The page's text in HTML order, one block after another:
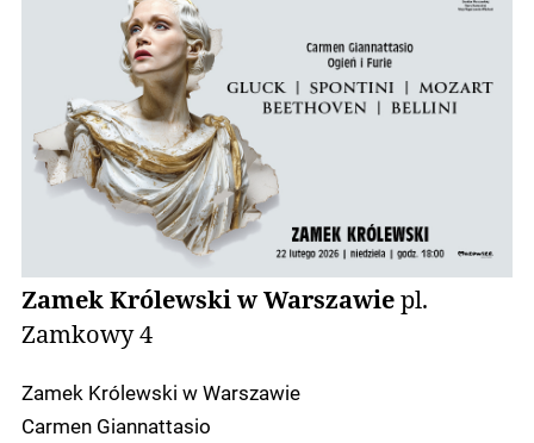
Zamek Królewski w Warszawiepl.
Zamkowy 4
Zamek Królewski w Warszawie
Carmen Giannattasio